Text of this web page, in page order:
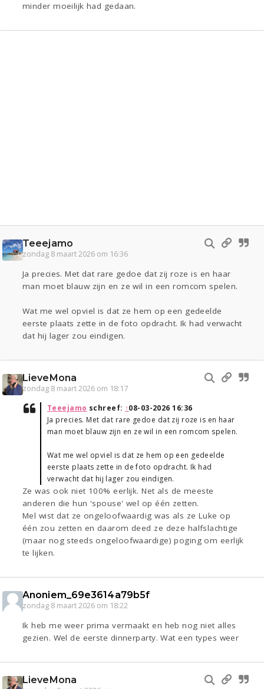
minder moeilijk had gedaan.
Teeejamo
zondag 8 maart 2026 om 16:36
Ja precies. Met dat rare gedoe dat zij roze is en haar
man moet blauw zijn en ze wil in een romcom spelen.
Wat me wel opviel is dat ze hem op een gedeelde
eerste plaats zette in de foto opdracht. Ik had verwacht
dat hij lager zou eindigen.
LieveMona
zondag 8 maart 2026 om 18:17
Teeejamo schreef: ↑08-03-2026 16:36
Ja precies. Met dat rare gedoe dat zij roze is en haar
man moet blauw zijn en ze wil in een romcom spelen.
Wat me wel opviel is dat ze hem op een gedeelde
eerste plaats zette in de foto opdracht. Ik had
verwacht dat hij lager zou eindigen.
Ze was ook niet 100% eerlijk. Net als de meeste
anderen die hun 'spouse' wel op één zetten.
Mel wist dat ze ongeloofwaardig was als ze Luke op
één zou zetten en daarom deed ze deze halfslachtige
(maar nog steeds ongeloofwaardige) poging om eerlijk
te lijken.
Anoniem_69e3614a79b5f
zondag 8 maart 2026 om 18:22
Ik heb me weer prima vermaakt en heb nog niet alles
gezien. Wel de eerste dinnerparty. Wat een types weer
LieveMona